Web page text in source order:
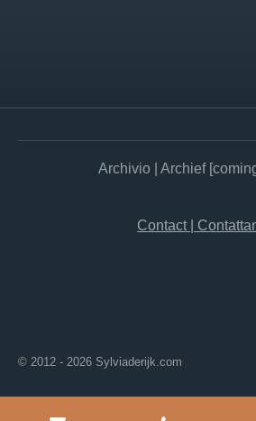
Archivio | Archief
Contact |
© 2012 - 2026 Sylviaderijk.com